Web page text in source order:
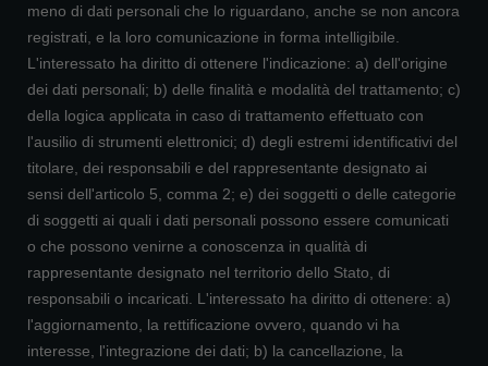
meno di dati personali che lo riguardano, anche se non ancora
registrati, e la loro comunicazione in forma intelligibile.
L'interessato ha diritto di ottenere l'indicazione: a) dell'origine
dei dati personali; b) delle finalità e modalità del trattamento; c)
della logica applicata in caso di trattamento effettuato con
l'ausilio di strumenti elettronici; d) degli estremi identificativi del
titolare, dei responsabili e del rappresentante designato ai
sensi dell'articolo 5, comma 2; e) dei soggetti o delle categorie
di soggetti ai quali i dati personali possono essere comunicati
o che possono venirne a conoscenza in qualità di
rappresentante designato nel territorio dello Stato, di
responsabili o incaricati. L'interessato ha diritto di ottenere: a)
l'aggiornamento, la rettificazione ovvero, quando vi ha
interesse, l'integrazione dei dati; b) la cancellazione, la